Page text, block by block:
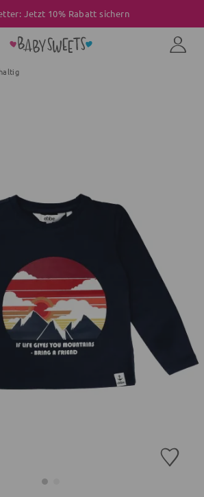
Jetzt 10% Rabatt sichern